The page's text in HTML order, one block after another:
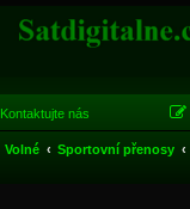
Kontaktujte nás
Volné Sportovní přenosy